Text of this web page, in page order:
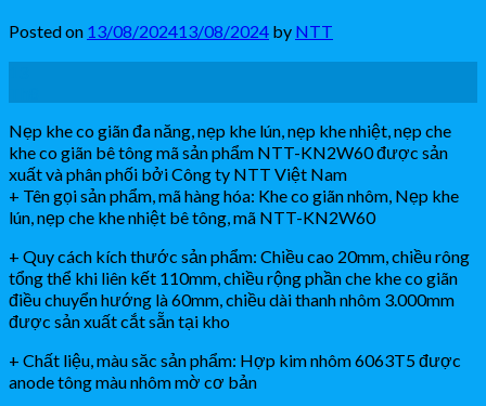
Posted on 13/08/202413/08/2024 by NTT
Nẹp khe co giãn đa năng, nẹp khe lún, nẹp khe nhiệt, nẹp che
khe co giãn bê tông mã sản phẩm NTT-KN2W60 được sản
xuất và phân phối bởi Công ty NTT Việt Nam
+ Tên gọi sản phẩm, mã hàng hóa: Khe co giãn nhôm, Nẹp khe
lún, nẹp che khe nhiệt bê tông, mã NTT-KN2W60
+ Quy cách kích thước sản phẩm: Chiều cao 20mm, chiều rông
tổng thể khi liên kết 110mm, chiều rộng phần che khe co giãn
điều chuyển hướng là 60mm, chiều dài thanh nhôm 3.000mm
được sản xuất cắt sẵn tại kho
+ Chất liệu, màu săc sản phẩm: Hợp kim nhôm 6063T5 được
anode tông màu nhôm mờ cơ bản